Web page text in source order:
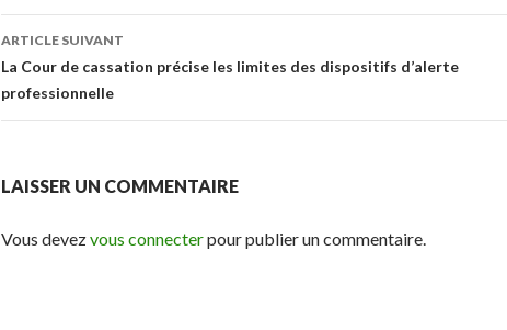
ARTICLE SUIVANT
La Cour de cassation précise les limites des dispositifs d’alerte
professionnelle
LAISSER UN COMMENTAIRE
Vous devezvous connecterpour publier un commentaire.